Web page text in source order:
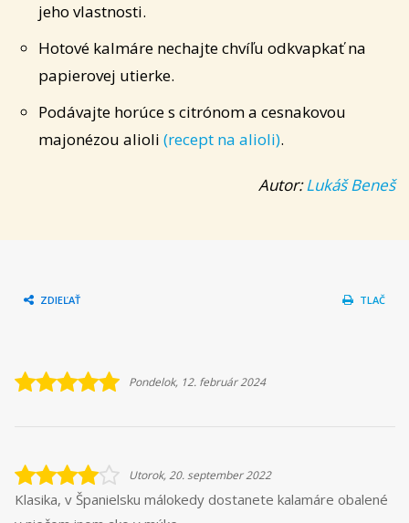
jeho vlastnosti.
Hotové kalmáre nechajte chvíľu odkvapkať na
papierovej utierke.
Podávajte horúce s citrónom a cesnakovou
majonézou alioli (recept na alioli).
Autor:Lukáš Beneš
ZDIEĽAŤ TLAČ
Pondelok, 12. február 2024
Utorok, 20. september 2022
Klasika, v Španielsku málokedy dostanete kalamáre obalené